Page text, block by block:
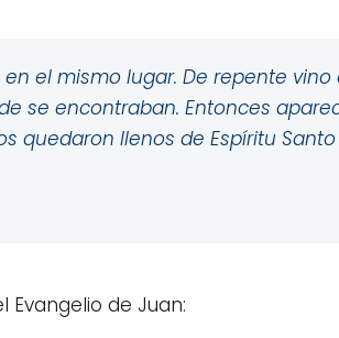
el mismo lugar. De repente
se encontraban. Entonces
quedaron llenos de Espíritu
de Juan: